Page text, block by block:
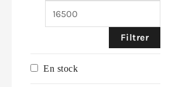
Filtrer
En stock